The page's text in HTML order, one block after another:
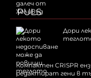
PULS
Дори
Компактен CRISPR
редактират гени в